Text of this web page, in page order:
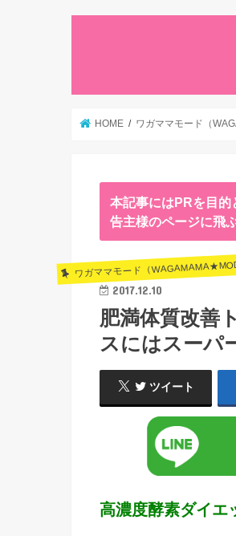
HOME ワガママモード（
本記事にはPRを目的
告主様のページに飛
ワガママモード（
2017.12.10
肥満体質改善
スにはスーパ
ツイート
高濃度酵素ダイ